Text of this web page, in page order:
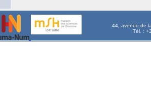
44, avenue de
Tél. :